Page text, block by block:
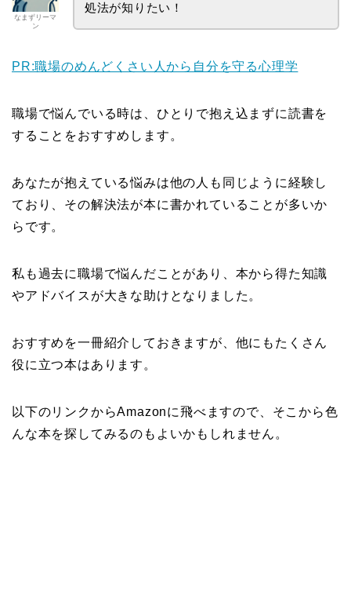
なまずリーマ
ン
処法が知りたい！
PR:職場のめんどくさい人から自分を守る心理学
職場で悩んでいる時は、ひとりで抱え込まずに読書を
することをおすすめします。
あなたが抱えている悩みは他の人も同じように経験し
ており、その解決法が本に書かれていることが多いか
らです。
私も過去に職場で悩んだことがあり、本から得た知識
やアドバイスが大きな助けとなりました。
おすすめを一冊紹介しておきますが、他にもたくさん
役に立つ本はあります。
以下のリンクからAmazonに飛べますので、そこから色
んな本を探してみるのもよいかもしれません。